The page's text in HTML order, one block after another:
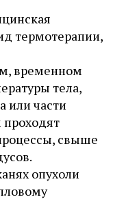
термотерапии,
временном
тела,
или части
проходят
свыше
опухоли